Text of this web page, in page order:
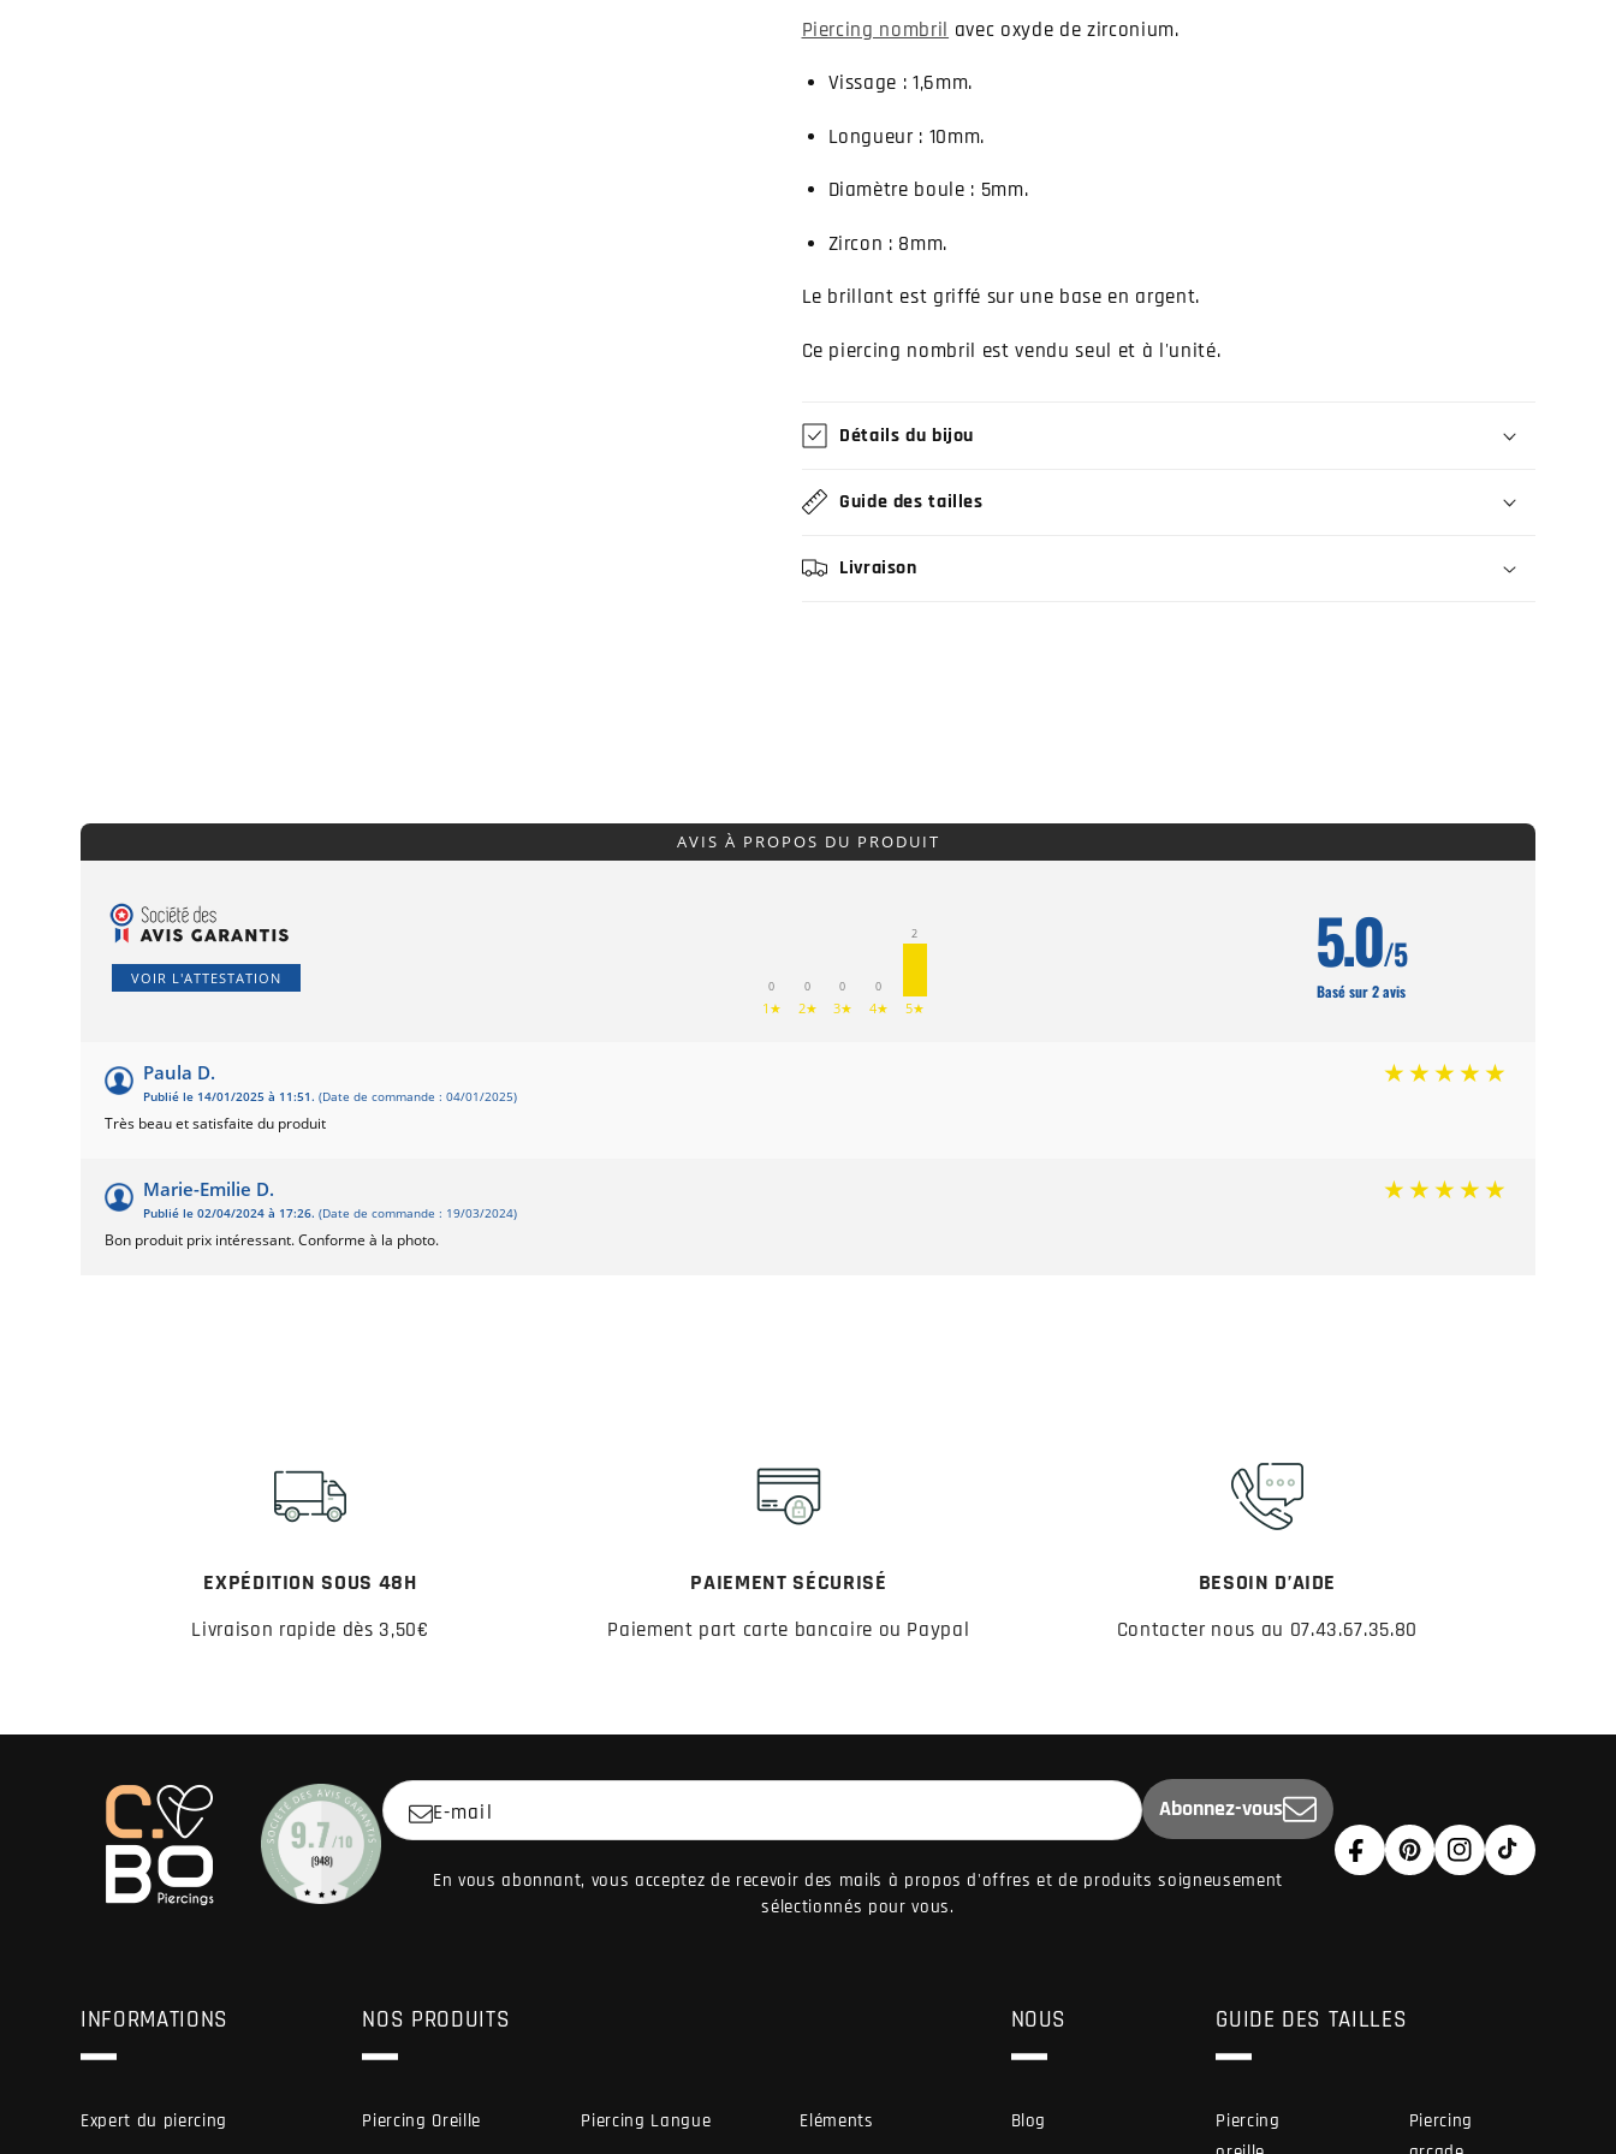
et
brillant
et
Piercing nombril avec oxyde de zirconium.
Vissage : 1,6mm.
Longueur : 10mm.
Diamètre boule : 5mm.
Zircon : 8mm.
Le brillant est griffé sur une base en argent.
Ce piercing nombril est vendu seul et à l'unité.
Détails du bijou
Guide des tailles
Livraison
AVIS À PROPOS DU PRODUIT
VOIR L'ATTESTATION 0
1★
0
2★
0
3★
0
4★
2
5★
5.0/5
Basé sur 2 avis
Paula D.
Publié le 14/01/2025 à 11:51. (Date de commande : 04/01/2025)
Très beau et satisfaite du produit
Marie-Emilie D.
Publié le 02/04/2024 à 17:26. (Date de commande : 19/03/2024)
Bon produit prix intéressant. Conforme à la photo.
EXPÉDITION SOUS 48H
Livraison rapide dès 3,50€
PAIEMENT SÉCURISÉ
Paiement part carte bancaire ou Paypal
BESOIN D’AIDE
Contacter nous au 07.43.67.35.80
E-mail Abonnez-vous
En vous abonnant, vous acceptez de recevoir des mails à propos d'offres et de produits soigneusement
sélectionnés pour vous.
FacebookPinterestInstagram
TikTok
INFORMATIONS
Expert du piercing
NOS PRODUITS
Piercing Oreille
Piercing Langue
Eléments
NOUS
Blog
GUIDE DES TAILLES
Piercing
Piercing